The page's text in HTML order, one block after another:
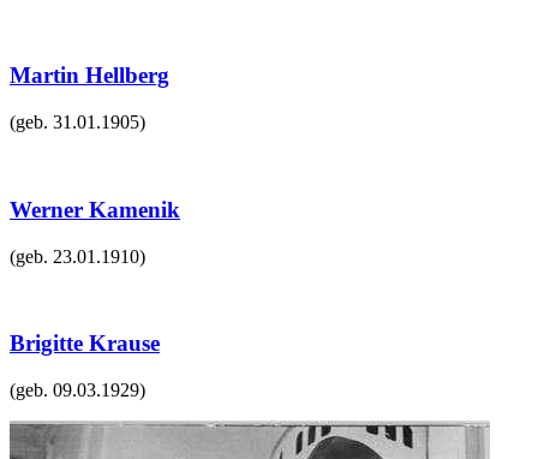
Martin Hellberg
(geb. 31.01.1905)
Werner Kamenik
(geb. 23.01.1910)
Brigitte Krause
(geb. 09.03.1929)